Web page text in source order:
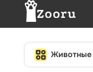
Животные